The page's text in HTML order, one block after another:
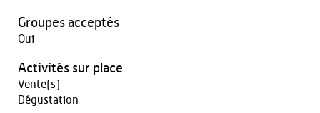
Groupes acceptés
Oui
Activités sur place
Vente(s)
Dégustation